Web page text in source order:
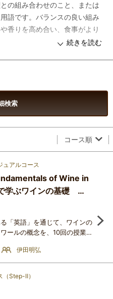
の組み合わせのこと、または
語です。バランスの良い組み
香りを高め合い、食事がより
続きを読む
検索
コース順
ュアルコース
of Wine in
学ぶワインの基礎
「英語」を通じて、ワインの
ールの概念を、10回の授業で
ナリーを訪れた際や、国際的
堂々とワインの真実を語り、
るだけの教養を身に付けるこ
ます。各回、ブドウ品種の特
に関する英語の専門表現を紐
伊田明弘
（Step-Ⅱ）